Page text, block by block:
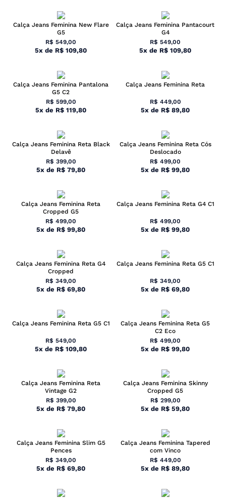
Calça Jeans Feminina New Flare
G5
R$ 549,00
5x de R$ 109,80
Calça Jeans Feminina Pantacourt
G4
R$ 549,00
5x de R$ 109,80
Calça Jeans Feminina Pantalona
G5 C2
R$ 599,00
5x de R$ 119,80
Calça Jeans Feminina Reta
R$ 449,00
5x de R$ 89,80
Calça Jeans Feminina Reta Black
Delavê
R$ 399,00
5x de R$ 79,80
Calça Jeans Feminina Reta Cós
Deslocado
R$ 499,00
5x de R$ 99,80
Calça Jeans Feminina Reta
Cropped G5
R$ 499,00
5x de R$ 99,80
Calça Jeans Feminina Reta G4 C1
R$ 499,00
5x de R$ 99,80
Calça Jeans Feminina Reta G4
Cropped
R$ 349,00
5x de R$ 69,80
Calça Jeans Feminina Reta G5 C1
R$ 349,00
5x de R$ 69,80
Calça Jeans Feminina Reta G5 C1
R$ 549,00
5x de R$ 109,80
Calça Jeans Feminina Reta G5
C2 Eco
R$ 499,00
5x de R$ 99,80
Calça Jeans Feminina Reta
Vintage G2
R$ 399,00
5x de R$ 79,80
Calça Jeans Feminina Skinny
Cropped G5
R$ 299,00
5x de R$ 59,80
Calça Jeans Feminina Slim G5
Pences
R$ 349,00
5x de R$ 69,80
Calça Jeans Feminina Tapered
com Vinco
R$ 449,00
5x de R$ 89,80